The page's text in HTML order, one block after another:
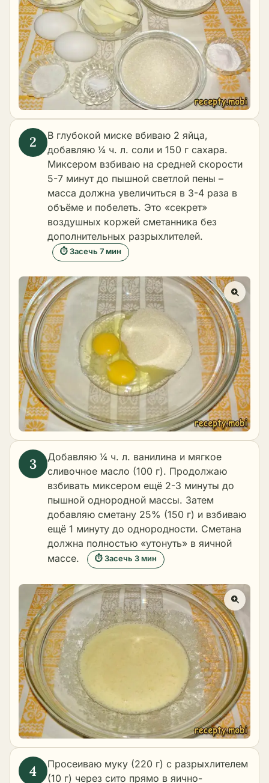
В глубокой миске вбиваю 2 яйца,
добавляю ¼ ч. л. соли и 150 г сахара.
Миксером взбиваю на средней скорости
5-7 минут до пышной светлой пены –
масса должна увеличиться в 3-4 раза в
объёме и побелеть. Это «секрет»
воздушных коржей сметанника без
дополнительных разрыхлителей.
⏱ Засечь 7 мин
Добавляю ¼ ч. л. ванилина и мягкое
сливочное масло (100 г). Продолжаю
взбивать миксером ещё 2-3 минуты до
пышной однородной массы. Затем
добавляю сметану 25% (150 г) и взбиваю
ещё 1 минуту до однородности. Сметана
должна полностью «утонуть» в яичной
массе.
⏱ Засечь 3 мин
Просеиваю муку (220 г) с разрыхлителем
(10 г) через сито прямо в яично-